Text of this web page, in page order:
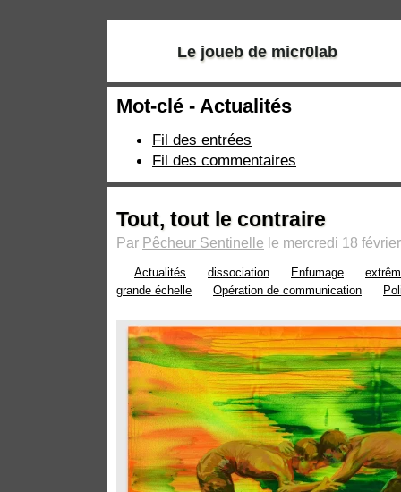
Le joueb de micr0lab
Mot-clé - Actualités
Fil des entrées
Fil des commentaires
Tout, tout le contraire
Par Pêcheur Sentinelle le mercredi 18
Actualités dissociation Enfumage
grande échelle
Opération de communication